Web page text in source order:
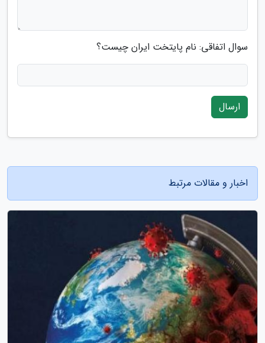
سوال اتفاقی: نام پایتخت ایران چیست؟
ارسال
اخبار و مقالات مرتبط